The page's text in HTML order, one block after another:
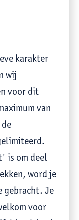
karakter
wij
voor dit
van
is om deel
word je
gebracht. Je
voor